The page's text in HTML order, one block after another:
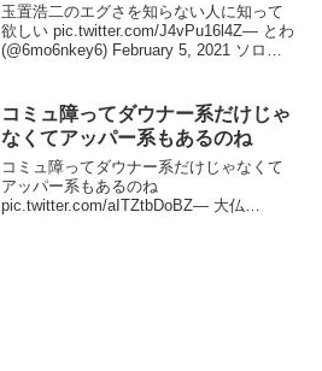
玉置浩二のエグさを知らない人に知って
欲しい pic.twitter.com/J4vPu16l4Z— とわ
(@6mo6nkey6) February 5, 2021 ソロで
コミュ障ってダウナー系だけじゃ
なくてアッパー系もあるのね
コミュ障ってダウナー系だけじゃなくて
アッパー系もあるのね
pic.twitter.com/aITZtbDoBZ— 大仏